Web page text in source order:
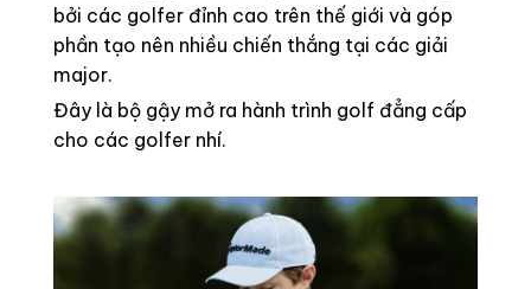
bởi các golfer đỉnh cao trên thế giới và góp
phần tạo nên nhiều chiến thắng tại các giải
major.
Đây là bộ gậy mở ra hành trình golf đẳng cấp
cho các golfer nhí.